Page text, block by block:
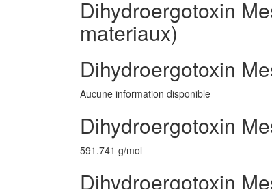
Dihydroergotoxin
materiaux)
Dihydroergotoxin
Aucune information disponible
Dihydroergotoxin
591.741 g/mol
Dihydroergotoxin